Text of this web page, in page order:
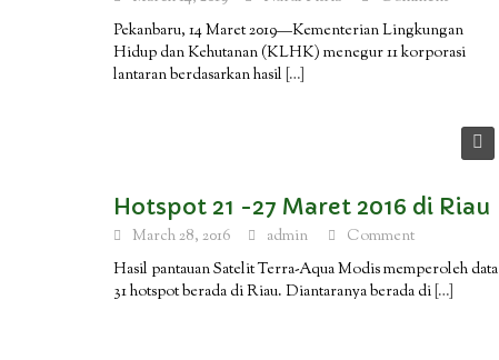
Pekanbaru, 14 Maret 2019—Kementerian Lingkungan
Hidup dan Kehutanan (KLHK) menegur 11 korporasi
lantaran berdasarkan hasil […]
Hotspot 21 -27 Maret 2016 di Riau
March 28, 2016 admin
Comment
Hasil pantauan Satelit Terra-Aqua Modis memperoleh data
31 hotspot berada di Riau. Diantaranya berada di […]